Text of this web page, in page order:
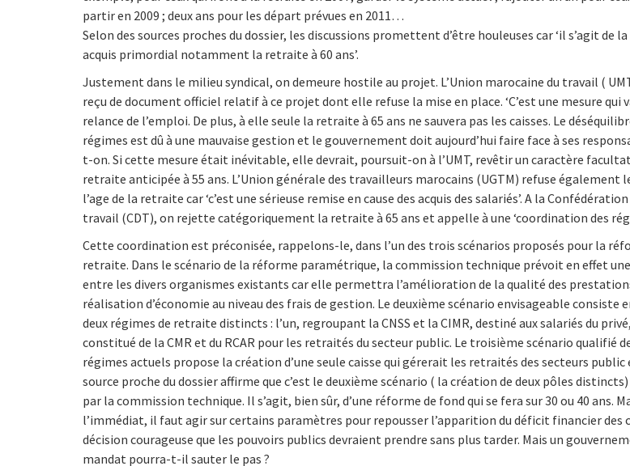
partir en 2009 ; deux ans pour les départ prévues en 2011…
Selon des sources proches du dossier, les discussions promettent d’être houleuses car ‘il s’agit de la
acquis primordial notamment la retraite à 60 ans’.
Justement dans le milieu syndical, on demeure hostile au projet. L’Union marocaine du travail (
reçu de document officiel relatif à ce projet dont elle refuse la mise en place. ‘C’est une mesure qui
relance de l’emploi. De plus, à elle seule la retraite à 65 ans ne sauvera pas les caisses. Le
régimes est dû à une mauvaise gestion et le gouvernement doit aujourd’hui faire face à ses
t-on. Si cette mesure était inévitable, elle devrait, poursuit-on à l’UMT, revêtir un caractère
retraite anticipée à 55 ans. L’Union générale des travailleurs marocains (UGTM) refuse également
l’age de la retraite car ‘c’est une sérieuse remise en cause des acquis des salariés’. A la
travail (CDT), on rejette catégoriquement la retraite à 65 ans et appelle à une ‘coordination des
Cette coordination est préconisée, rappelons-le, dans l’un des trois scénarios proposés pour la
retraite. Dans le scénario de la réforme paramétrique, la commission technique prévoit en effet
entre les divers organismes existants car elle permettra l’amélioration de la qualité des
réalisation d’économie au niveau des frais de gestion. Le deuxième scénario envisageable consiste
deux régimes de retraite distincts : l’un, regroupant la CNSS et la CIMR, destiné aux salariés du
constitué de la CMR et du RCAR pour les retraités du secteur public. Le troisième scénario qualifié
régimes actuels propose la création d’une seule caisse qui gérerait les retraités des secteurs public
source proche du dossier affirme que c’est le deuxième scénario ( la création de deux pôles
par la commission technique. Il s’agit, bien sûr, d’une réforme de fond qui se fera sur 30 ou 40 ans.
l’immédiat, il faut agir sur certains paramètres pour repousser l’apparition du déficit financier des
décision courageuse que les pouvoirs publics devraient prendre sans plus tarder. Mais un
mandat pourra-t-il sauter le pas ?